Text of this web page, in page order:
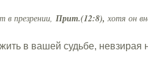
в презрении,Прит.(12:8), хотя он
в вашей судьбе, невзирая